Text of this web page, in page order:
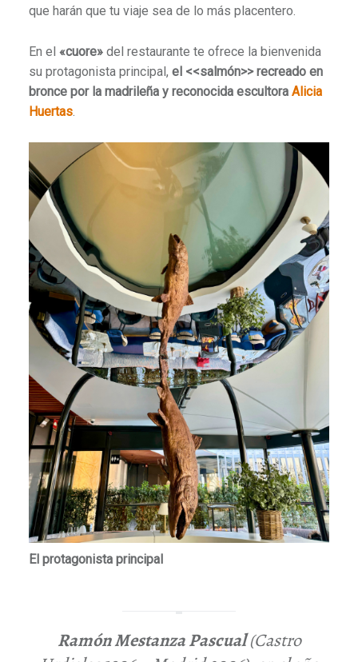
que harán que tu viaje sea de lo más placentero.
En el «cuore»del restaurante te ofrece la bienvenida
su protagonista principal, el <<salmón>> recreado en
bronce por la madrileña y reconocida escultora Alicia
Huertas.
El protagonista principal
Ramón Mestanza Pascual (Castro